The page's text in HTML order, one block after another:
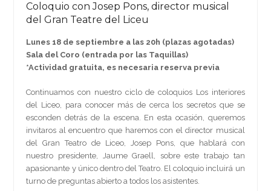
Coloquio con Josep Pons, director musical
del Gran Teatre del Liceu
Lunes 18 de septiembre a las 20h (plazas agotadas)
Sala del Coro (entrada por las Taquillas)
*Actividad gratuita, es necesaria reserva previa
Continuamos con nuestro ciclo de coloquios Los interiores
del Liceo, para conocer más de cerca los secretos que se
esconden detrás de la escena. En esta ocasión, queremos
invitaros al encuentro que haremos con el director musical
del Gran Teatro de Liceo, Josep Pons, que hablará con
nuestro presidente, Jaume Graell, sobre este trabajo tan
apasionante y único dentro del Teatro. El coloquio incluirá un
turno de preguntas abierto a todos los asistentes.